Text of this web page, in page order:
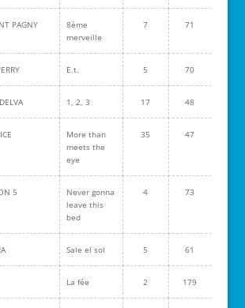
PAGNY
8ème
merveille
7 71
E.t. 5 70
1, 2, 3 17 48
More than
meets the
eye
35 47
5
Never gonna
leave this
bed
4 73
Sale el sol 5 61
La fée 2 179